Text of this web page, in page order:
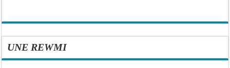
UNE REWMI